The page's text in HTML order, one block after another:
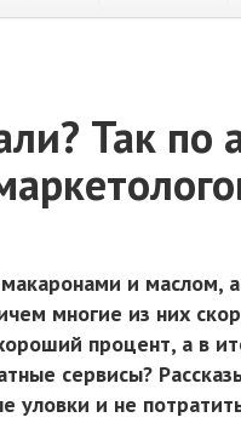
Так по
и маслом,
многие из них
процент, а в
сервисы?
уловки и не